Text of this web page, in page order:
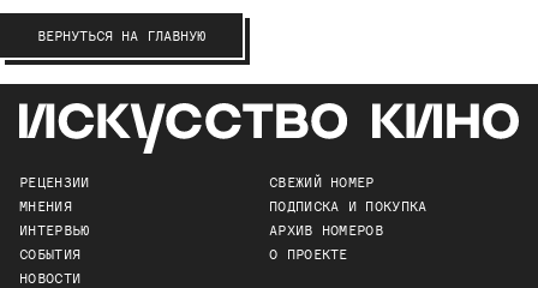
ВЕРНУТЬСЯ НА ГЛАВНУЮ
РЕЦЕНЗИИ
МНЕНИЯ
ИНТЕРВЬЮ
СОБЫТИЯ
НОВОСТИ
СВЕЖИЙ НОМЕР
ПОДПИСКА И ПОКУПКА
АРХИВ НОМЕРОВ
О ПРОЕКТЕ